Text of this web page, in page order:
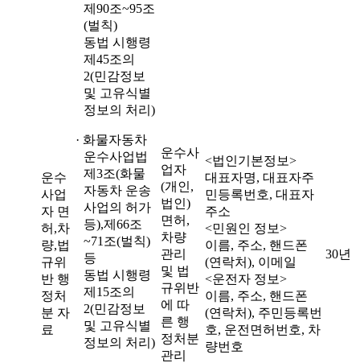
운수
사업
자 면
허,차
량,법
규위
반 행
정처
분 자
료
제90조~95조
(벌칙)
동법 시행령
제45조의
2(민감정보
및 고유식별
정보의 처리)
· 화물자동차
운수사업법
제3조(화물
자동차 운송
사업의 허가
등),제66조
~71조(벌칙)
등
동법 시행령
제15조의
2(민감정보
및 고유식별
정보의 처리)
운수사
업자
(개인,
법인)
면허,
차량
관리
및 법
규위반
에 따
른 행
정처분
관리
<법인기본정보>
대표자명, 대표자주
민등록번호, 대표자
주소
<민원인 정보>
이름, 주소, 핸드폰
(연락처), 이메일
<운전자 정보>
이름, 주소, 핸드폰
(연락처), 주민등록번
호, 운전면허번호, 차
량번호
30년